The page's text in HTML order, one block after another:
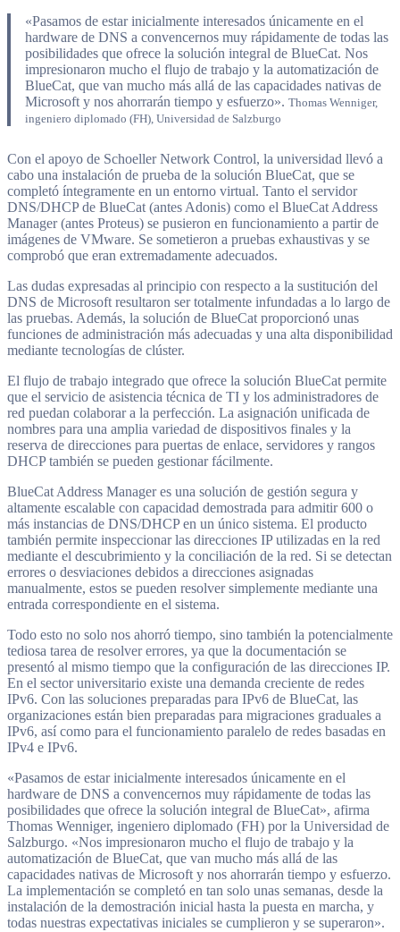
«Pasamos de estar inicialmente interesados únicamente en el
hardware de DNS a convencernos muy rápidamente de todas las
posibilidades que ofrece la solución integral de BlueCat. Nos
impresionaron mucho el flujo de trabajo y la automatización de
BlueCat, que van mucho más allá de las capacidades nativas de
Microsoft y nos ahorrarán tiempo y esfuerzo». Thomas Wenniger,
ingeniero diplomado (FH), Universidad de Salzburgo
Con el apoyo de Schoeller Network Control, la universidad llevó a
cabo una instalación de prueba de la solución BlueCat, que se
completó íntegramente en un entorno virtual. Tanto el servidor
DNS/DHCP de BlueCat (antes Adonis) como el BlueCat Address
Manager (antes Proteus) se pusieron en funcionamiento a partir de
imágenes de VMware. Se sometieron a pruebas exhaustivas y se
comprobó que eran extremadamente adecuados.
Las dudas expresadas al principio con respecto a la sustitución del
DNS de Microsoft resultaron ser totalmente infundadas a lo largo de
las pruebas. Además, la solución de BlueCat proporcionó unas
funciones de administración más adecuadas y una alta disponibilidad
mediante tecnologías de clúster.
El flujo de trabajo integrado que ofrece la solución BlueCat permite
que el servicio de asistencia técnica de TI y los administradores de
red puedan colaborar a la perfección. La asignación unificada de
nombres para una amplia variedad de dispositivos finales y la
reserva de direcciones para puertas de enlace, servidores y rangos
DHCP también se pueden gestionar fácilmente.
BlueCat Address Manager es una solución de gestión segura y
altamente escalable con capacidad demostrada para admitir 600 o
más instancias de DNS/DHCP en un único sistema. El producto
también permite inspeccionar las direcciones IP utilizadas en la red
mediante el descubrimiento y la conciliación de la red. Si se detectan
errores o desviaciones debidos a direcciones asignadas
manualmente, estos se pueden resolver simplemente mediante una
entrada correspondiente en el sistema.
Todo esto no solo nos ahorró tiempo, sino también la potencialmente
tediosa tarea de resolver errores, ya que la documentación se
presentó al mismo tiempo que la configuración de las direcciones IP.
En el sector universitario existe una demanda creciente de redes
IPv6. Con las soluciones preparadas para IPv6 de BlueCat, las
organizaciones están bien preparadas para migraciones graduales a
IPv6, así como para el funcionamiento paralelo de redes basadas en
IPv4 e IPv6.
«Pasamos de estar inicialmente interesados únicamente en el
hardware de DNS a convencernos muy rápidamente de todas las
posibilidades que ofrece la solución integral de BlueCat», afirma
Thomas Wenniger, ingeniero diplomado (FH) por la Universidad de
Salzburgo. «Nos impresionaron mucho el flujo de trabajo y la
automatización de BlueCat, que van mucho más allá de las
capacidades nativas de Microsoft y nos ahorrarán tiempo y esfuerzo.
La implementación se completó en tan solo unas semanas, desde la
instalación de la demostración inicial hasta la puesta en marcha, y
todas nuestras expectativas iniciales se cumplieron y se superaron».